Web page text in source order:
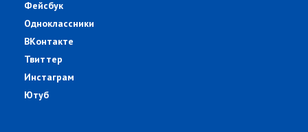
Фейсбук
Одноклассники
ВКонтакте
Твиттер
Инстаграм
Ютуб